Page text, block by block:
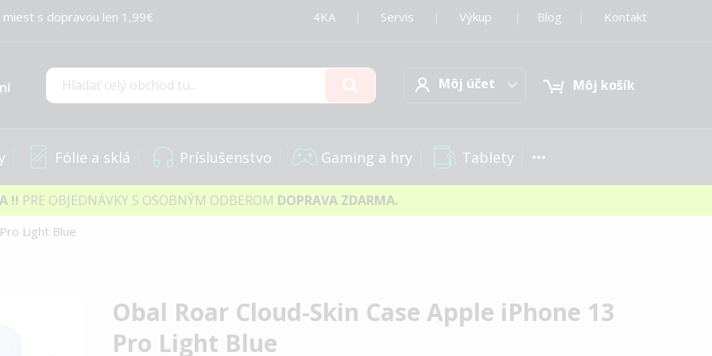
s dopravou len 1,99€ 4KA Servis Výkup Blog Kontakt
Hľadať
Môj účetMôj účet Môj košík
Fólie a sklá Príslušenstvo Gaming a hry Tablety
!! PRE OBJEDNÁVKY S OSOBNÝM ODBEROM DOPRAVA ZDARMA.
Light Blue
Obal Roar Cloud-Skin Case Apple iPhone 13
Pro Light Blue